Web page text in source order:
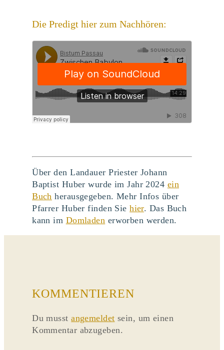
Die Predigt hier zum Nachhören:
Über den Landauer Priester Johann
Baptist Huber wurde im Jahr 2024 ein
Buch herausgegeben. Mehr Infos über
Pfarrer Huber finden Siehier. Das Buch
kann im Domladen erworben werden.
KOMMENTIEREN
Du musstangemeldet sein, um einen
Kommentar abzugeben.